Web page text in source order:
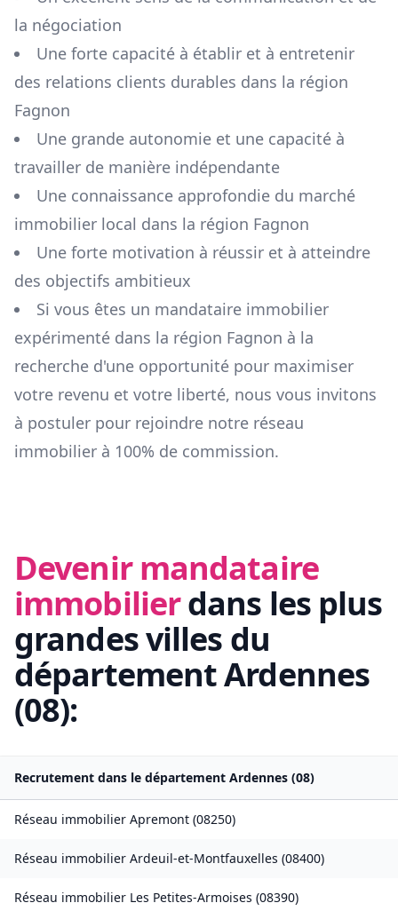
la négociation
Une forte capacité à établir et à entretenir
des relations clients durables dans la région
Fagnon
Une grande autonomie et une capacité à
travailler de manière indépendante
Une connaissance approfondie du marché
immobilier local dans la région Fagnon
Une forte motivation à réussir et à atteindre
des objectifs ambitieux
Si vous êtes un mandataire immobilier
expérimenté dans la région Fagnon à la
recherche d'une opportunité pour maximiser
votre revenu et votre liberté, nous vous invitons
à postuler pour rejoindre notre réseau
immobilier à 100% de commission.
Devenir mandataire
immobilierdans les plus
grandes villes du
départementArdennes
(08):
Recrutement dans le département Ardennes (08)
Réseau immobilier Apremont (08250)
Réseau immobilier Ardeuil-et-Montfauxelles (08400)
Réseau immobilier Les Petites-Armoises (08390)